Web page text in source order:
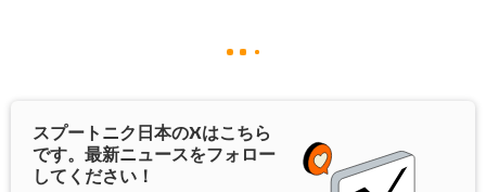
スプートニク日本のXはこちら
です。最新ニュースをフォロー
してください！